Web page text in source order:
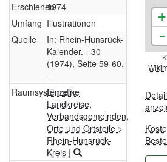
Erschienen1974
Umfang Illustrationen
Quelle
In: Rhein-Hunsrück-
Kalender. - 30
(1974), Seite 59-60.
-
Raumsystematik
Einzelne
Landkreise,
Verbandsgemeinden,
Orte und Ortsteile >
Rhein-Hunsrück-
Kreis |
+
-